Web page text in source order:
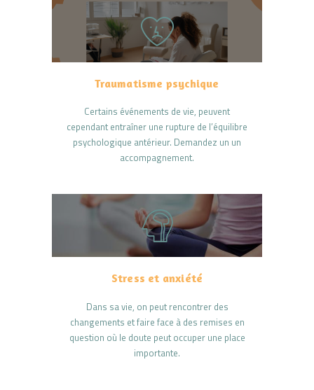
Traumatisme psychique
Certains événements de vie, peuvent
cependant entraîner une rupture de l’équilibre
psychologique antérieur. Demandez un un
accompagnement.
Stress et anxiété
Dans sa vie, on peut rencontrer des
changements et faire face à des remises en
question où le doute peut occuper une place
importante.